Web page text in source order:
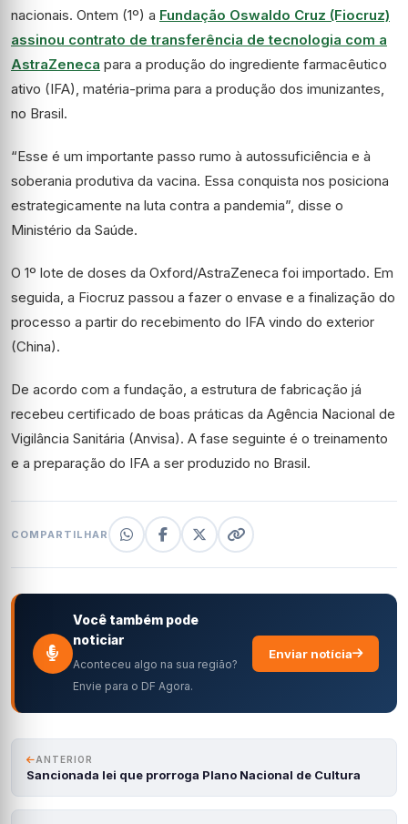
nacionais. Ontem (1º) a Fundação Oswaldo Cruz (Fiocruz)
assinou contrato de transferência de tecnologia com a
AstraZeneca para a produção do ingrediente farmacêutico
ativo (IFA), matéria-prima para a produção dos imunizantes,
no Brasil.
“Esse é um importante passo rumo à autossuficiência e à
soberania produtiva da vacina. Essa conquista nos posiciona
estrategicamente na luta contra a pandemia”, disse o
Ministério da Saúde.
O 1º lote de doses da Oxford/AstraZeneca foi importado. Em
seguida, a Fiocruz passou a fazer o envase e a finalização do
processo a partir do recebimento do IFA vindo do exterior
(China).
De acordo com a fundação, a estrutura de fabricação já
recebeu certificado de boas práticas da Agência Nacional de
Vigilância Sanitária (Anvisa). A fase seguinte é o treinamento
e a preparação do IFA a ser produzido no Brasil.
COMPARTILHAR
Você também pode
noticiar
Aconteceu algo na sua região?
Envie para o DF Agora.
Enviar notícia
ANTERIOR
Sancionada lei que prorroga Plano Nacional de Cultura